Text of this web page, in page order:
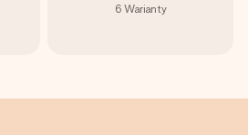
6 Warianty